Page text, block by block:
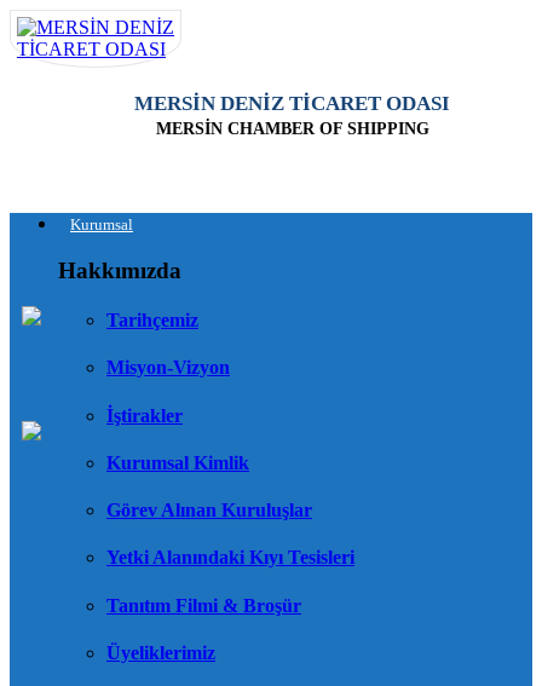
MERSİN DENİZ TİCARET ODASI
MERSİN CHAMBER OF SHIPPING
Kurumsal
Hakkımızda
Tarihçemiz
Misyon-Vizyon
İştirakler
Kurumsal Kimlik
Görev Alınan Kuruluşlar
Yetki Alanındaki Kıyı Tesisleri
Tanıtım Filmi & Broşür
Üyeliklerimiz